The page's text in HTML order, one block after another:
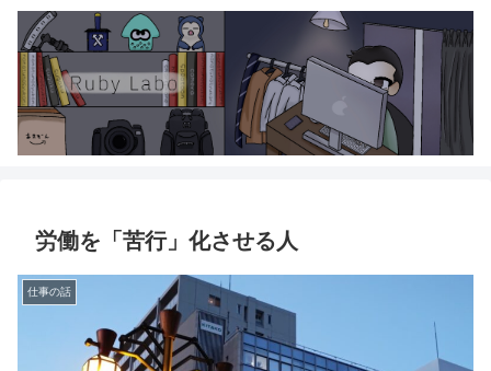
労働を「苦行」化させる人
仕事の話